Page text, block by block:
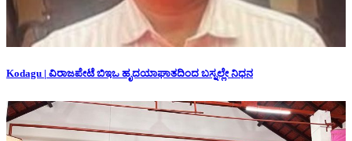
Kodagu | ವಿರಾಜಪೇಟೆ ಬಿಇಒ ಹೃದಯಾಘಾತದಿಂದ ಬಸ್ನಲ್ಲೇ ನಿಧನ